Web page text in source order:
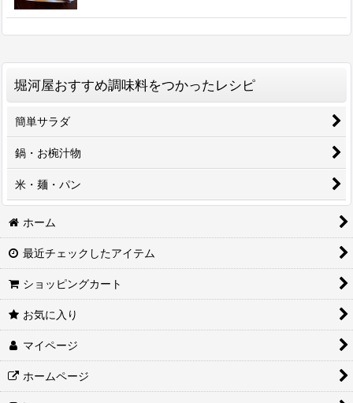
堀河屋おすすめ調味料をつかったレシピ
簡単サラダ
鍋・お椀汁物
米・麺・パン
ホーム
最近チェックしたアイテム
ショッピングカート
お気に入り
マイページ
ホームページ